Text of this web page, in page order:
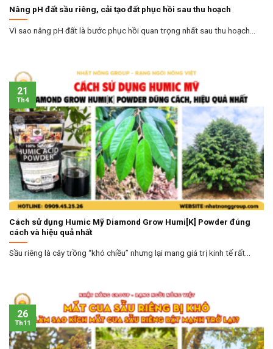
Nâng pH đất sầu riêng, cải tạo đất phục hồi sau thu hoạch
Vì sao nâng pH đất là bước phục hồi quan trọng nhất sau thu hoạch...
Cách sử dụng Humic Mỹ Diamond Grow Humi[K] Powder đúng
cách và hiệu quả nhất
Sầu riêng là cây trồng “khó chiều” nhưng lại mang giá trị kinh tế rất...
21
Th4
26
Th11